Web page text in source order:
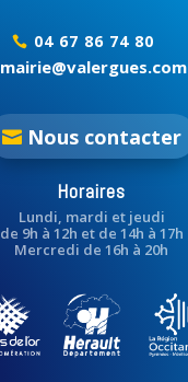
 04 67 86 74 80
mairie@valergues.com
Nous contacter
Horaires
Lundi, mardi et jeudi
de 9h à 12h et de 14h à 17h
Mercredi de 16h à 20h